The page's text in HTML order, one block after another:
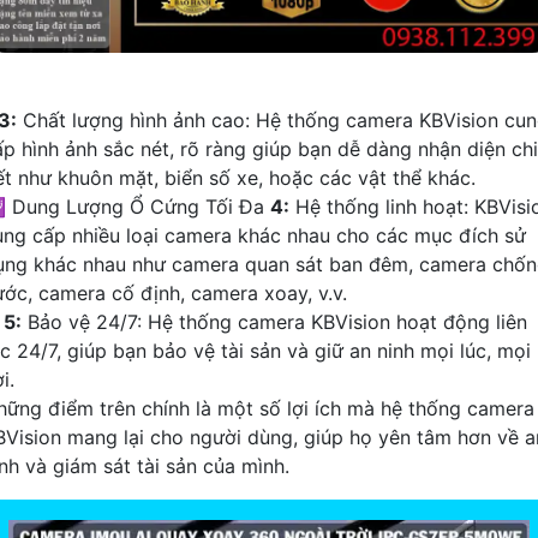
Chất lượng hình ảnh cao: Hệ thống camera KBVision
hình ảnh sắc nét, rõ ràng giúp bạn dễ dàng nhận diện chi
như khuôn mặt, biển số xe, hoặc các vật thể khác.
Dung Lượng Ổ Cứng Tối Đa 4: Hệ thống linh hoạt:
cấp nhiều loại camera khác nhau cho các mục đích sử
khác nhau như camera quan sát ban đêm, camera
camera cố định, camera xoay, v.v.
5: Bảo vệ 24/7: Hệ thống camera KBVision hoạt động liên
24/7, giúp bạn bảo vệ tài sản và giữ an ninh mọi lúc, mọi
điểm trên chính là một số lợi ích mà hệ thống camera
mang lại cho người dùng, giúp họ yên tâm hơn về
và giám sát tài sản của mình.